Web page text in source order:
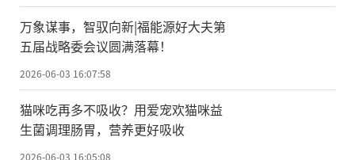
万象谋事，智驭向新|福能源好大夫第
五届战略委会议圆满落幕！
2026-06-03 16:07:58
猫咪吃再多不吸收？用爱宠欢猫咪益
生菌调理肠胃，营养更好吸收
2026-06-03 16:05:08